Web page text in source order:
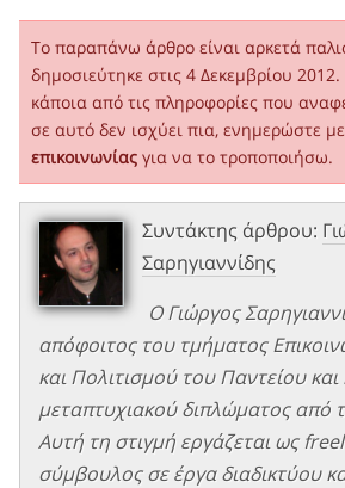
Το παραπάνω άρθρο είναι αρκετά
δημοσιεύτηκε στις 4 Δεκεμβρίου
κάποια από τις πληροφορίες που
σε αυτό δεν ισχύει πια, ενημερώστε
επικοινωνίας για να το τροποποιήσω.
Συντάκτης άρθρου:
Σαρηγιαννίδης
Ο Γιώργος
απόφοιτος του τμήματος
και Πολιτισμού του Παντείου
μεταπτυχιακού διπλώματος από
Αυτή τη στιγμή εργάζεται ως
σύμβουλος σε έργα διαδικτύου